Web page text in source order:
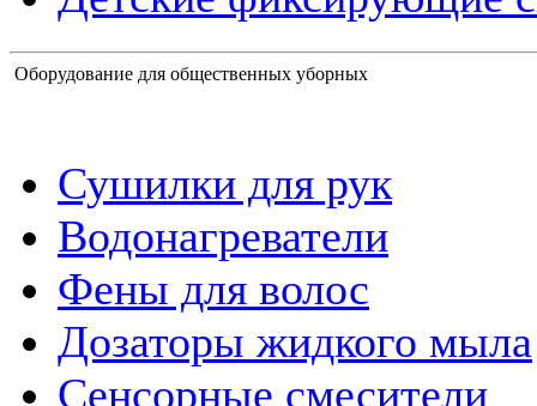
Оборудование для общественных уборных
Сушилки для рук
Водонагреватели
Фены для волос
Дозаторы жидкого мыла
Сенсорные смесители